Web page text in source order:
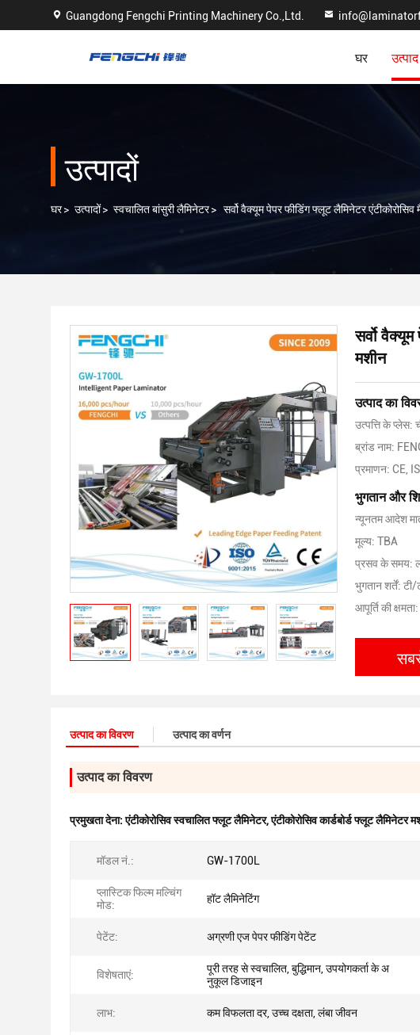
Guangdong Fengchi Printing Machinery Co.,Ltd.
घर उत्पाद
उत्पादों
घर> उत्पादों> स्वचालित बांसुरी लैमिनेटर> सर्वो वैक्यूम पेपर फीडिंग फ्लूट लैमिनेटर
सर्वो
मशीन
उत्पाद का
उत्पत्ति के प्लेस:
ब्रांड नाम:
प्रमाणन: CE,
भुगतान और
न्यूनतम आदेश
मूल्य: TBA
प्रसव के समय:
भुगतान शर्तें: टी/
आपूर्ति की
उत्पाद का विवरण उत्पाद का वर्णन
उत्पाद का विवरण
प्रमुखता देना:एंटीकोरोसिव स्वचालित फ्लूट लैमिनेटर,एंटीकोरोसिव कार्डबोर्ड फ्लूट लैमिनेटर
मॉडल नं.: GW-1700L
प्लास्टिक फिल्म मल्चिंग
मोड:
हॉट लैमिनेटिंग
पेटेंट: अग्रणी एज पेपर फीडिंग पेटेंट
विशेषताएं:
पूरी तरह से स्वचालित, बुद्धिमान, उपयोगकर्ता के अ
नुकूल डिजाइन
लाभ: कम विफलता दर, उच्च दक्षता, लंबा जीवन